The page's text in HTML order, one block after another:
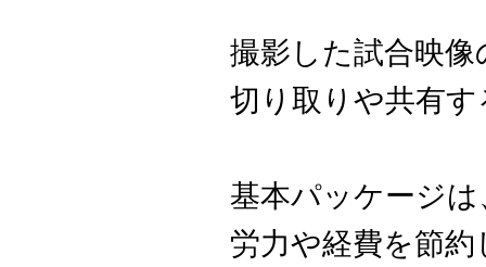
撮影した試合映
切り取りや共有
基本パッケージ
労力や経費を節